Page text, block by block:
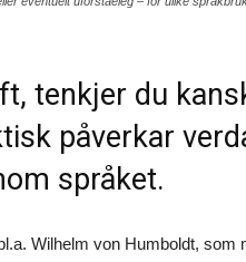
tenkjer du
påverkar
språket.
Wilhelm von Humboldt, som